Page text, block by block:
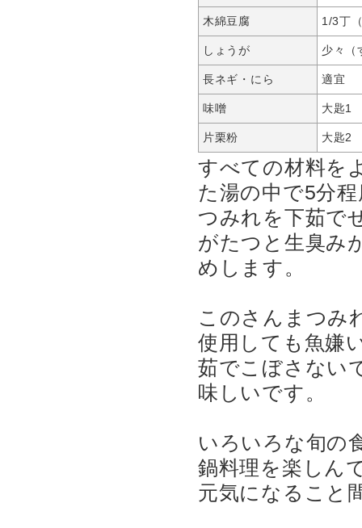
木綿豆腐 1/3丁
しょうが 少々（
長ネギ・にら 適宜
味噌 大匙1
片栗粉 大匙2
すべての材料を
た湯の中で5分
つみれを下茹で
がたつと生臭み
めします。
このさんまつみ
使用しても魚嫌
茹でこぼさない
味しいです。
いろいろな旬の
鍋料理を楽しん
元気になること